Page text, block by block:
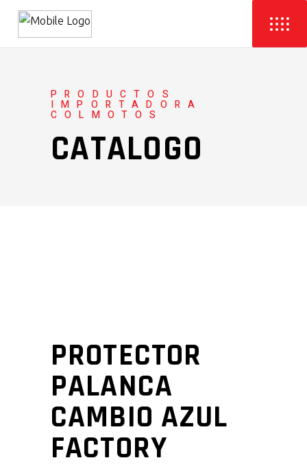
PRODUCTOS
IMPORTADORA
COLMOTOS
CATALOGO
PROTECTOR
PALANCA
CAMBIO AZUL
FACTORY